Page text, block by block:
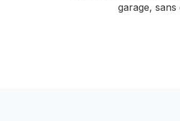
garage, sans